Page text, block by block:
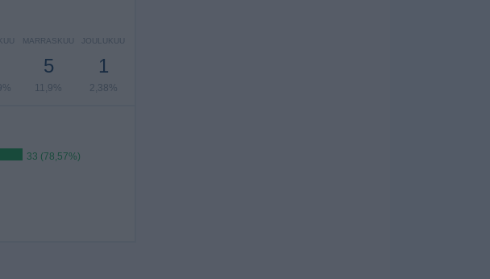
MARRASKUU
5
11,9%
JOULUKUU
1
2,38%
33 (78,57%)